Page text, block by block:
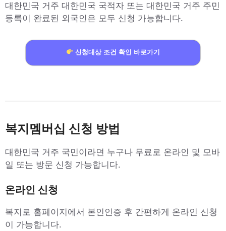
대한민국 거주 대한민국 국적자 또는 대한민국 거주 주민
등록이 완료된 외국인은 모두 신청 가능합니다.
신청대상 조건 확인 바로가기
복지멤버십 신청 방법
대한민국 거주 국민이라면 누구나 무료로 온라인 및 모바
일 또는 방문 신청 가능합니다.
온라인 신청
복지로 홈페이지에서 본인인증 후 간편하게 온라인 신청
이 가능합니다.